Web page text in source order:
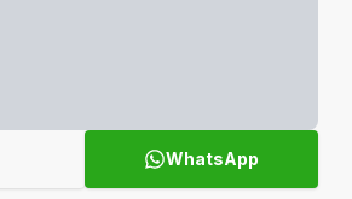
WhatsApp